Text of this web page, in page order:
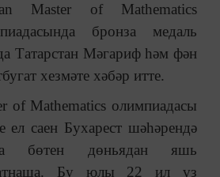
Master of Mathematics
бронза медаль
Татарстан Мәгариф һәм фән
хезмәте хәбәр итте.
of Mathematics олимпиадасы
ел саен Бухарест шәһәрендә
бөтен дөньядан яшь
Бу юлы 22 ил үз